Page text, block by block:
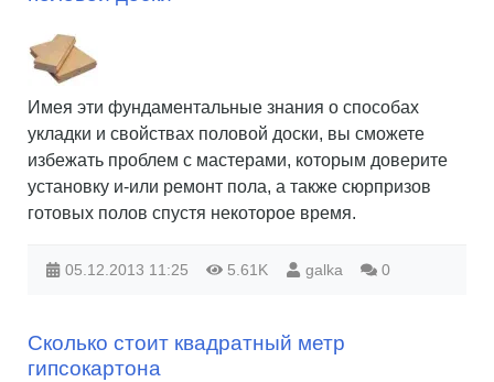
Имея эти фундаментальные знания о способах
укладки и свойствах половой доски, вы сможете
избежать проблем с мастерами, которым доверите
установку и-или ремонт пола, а также сюрпризов
готовых полов спустя некоторое время.
05.12.2013 11:25 5.61K galka 0
Сколько стоит квадратный метр
гипсокартона